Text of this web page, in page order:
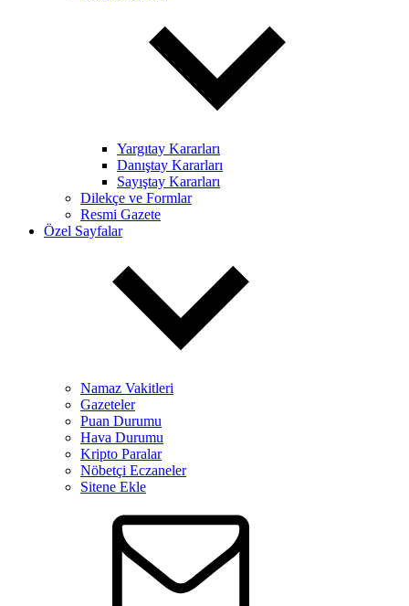
Yargıtay Kararları
Danıştay Kararları
Sayıştay Kararları
Dilekçe ve Formlar
Resmi Gazete
Özel Sayfalar
Namaz Vakitleri
Gazeteler
Puan Durumu
Hava Durumu
Kripto Paralar
Nöbetçi Eczaneler
Sitene Ekle